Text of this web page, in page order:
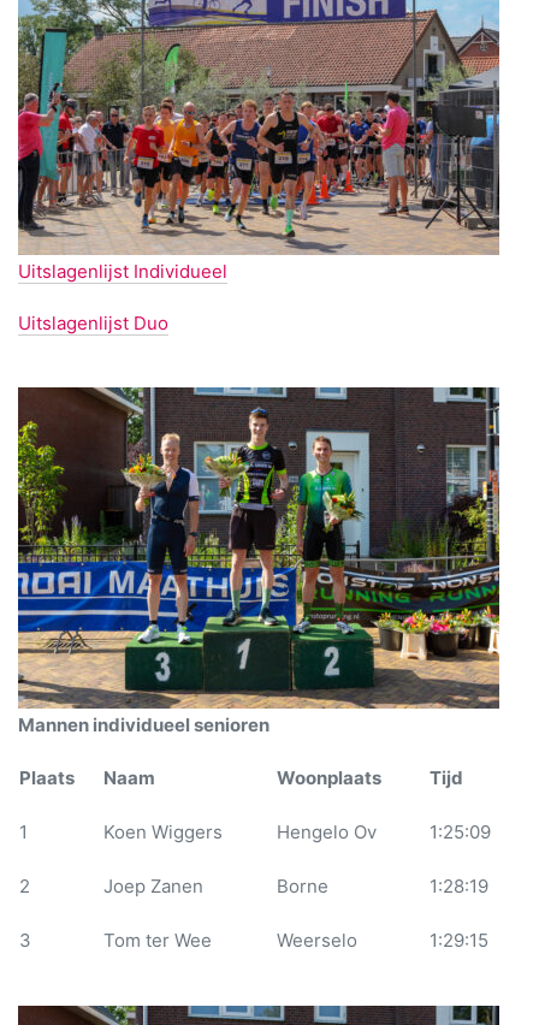
Uitslagenlijst Individueel
Uitslagenlijst Duo
Mannen individueel senioren
Plaats Naam Woonplaats Tijd
1 Koen Wiggers Hengelo Ov 1:25:09
2 Joep Zanen Borne 1:28:19
3 Tom ter Wee Weerselo 1:29:15